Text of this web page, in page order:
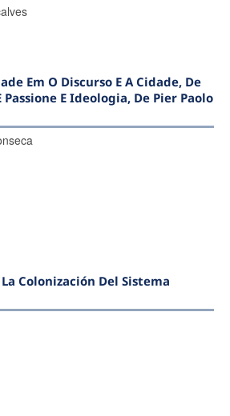
Em O Discurso E A Cidade, De
E Ideologia, De Pier Paolo
Colonización Del Sistema